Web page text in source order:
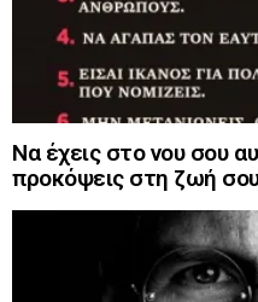
Να έχεις στο νου σου
προκόψεις στη ζωή